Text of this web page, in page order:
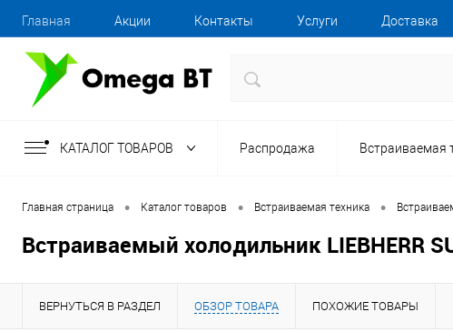
Главная Акции Контакты Услуги Доставка
КАТАЛОГ ТОВАРОВ Распродажа Встраиваемая
Главная страница • Каталог товаров • Встраиваемая техника •
Встраиваемый холодильник LIEBHERR
ВЕРНУТЬСЯ В РАЗДЕЛ ОБЗОР ТОВАРА ПОХОЖИЕ ТОВАРЫ